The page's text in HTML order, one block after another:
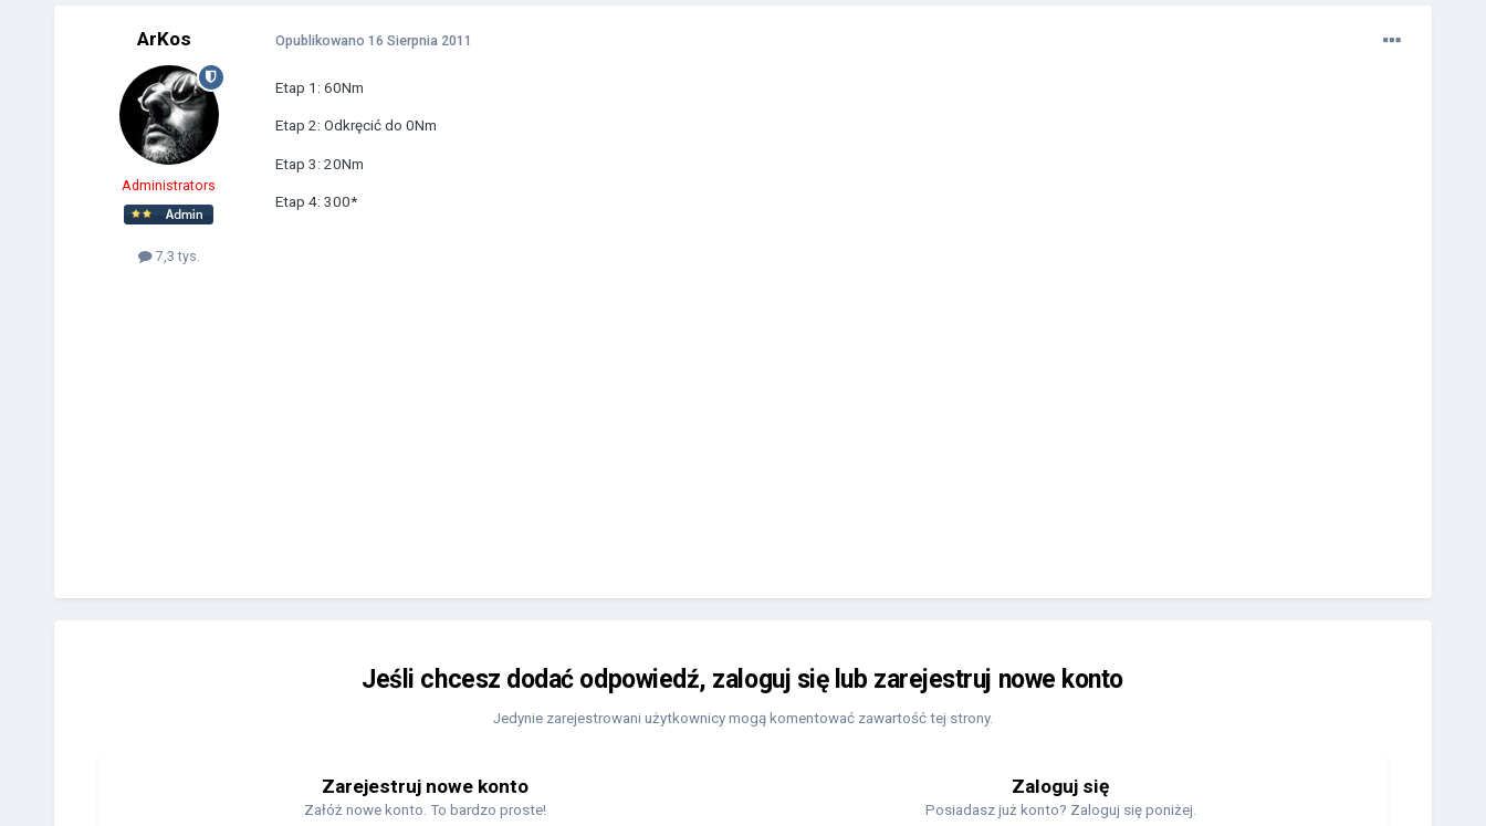
ArKos
Administrators
7,3 tys.
Opublikowano 16 Sierpnia 2011
Etap 1: 60Nm
Etap 2: Odkręcić do 0Nm
Etap 3: 20Nm
Etap 4: 300*
Jeśli chcesz dodać odpowiedź, zaloguj się lub zarejestruj nowe konto
Jedynie zarejestrowani użytkownicy mogą komentować zawartość tej strony.
Zarejestruj nowe konto
Załóż nowe konto. To bardzo proste!
Zaloguj się
Posiadasz już konto? Zaloguj się poniżej.